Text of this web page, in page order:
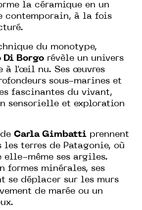
la céramique en un
contemporain, à la fois
du monotype,
Di Borgo révèle un univers
à l'œil nu. Ses œuvres
sous-marines et
fascinantes du vivant,
sensorielle et exploration
Carla Gimbatti prennent
les terres de Patagonie, où
même ses argiles.
formes minérales, ses
se déplacer sur les murs
de marée ou un